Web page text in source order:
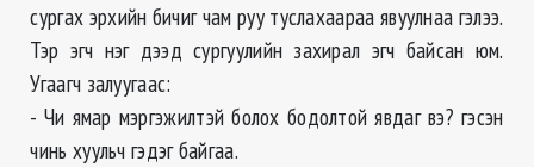
сургах эрхийн бичиг чам руу туслахаараа явуулнаа гэлээ.
Тэр эгч нэг дээд сургуулийн захирал эгч байсан юм.
Угаагч залуугаас:
- Чи ямар мэргэжилтэй болох бодолтой явдаг вэ? гэсэн
чинь хуульч гэдэг байгаа.